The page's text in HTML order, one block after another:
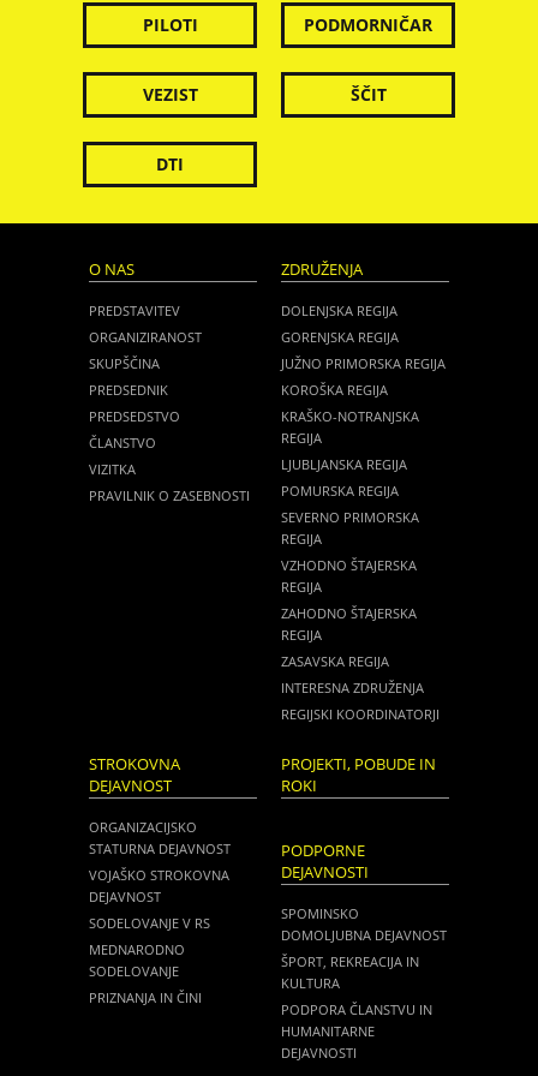
PILOTI PODMORNIČAR
VEZIST ŠČIT
DTI
O NAS
PREDSTAVITEV
ORGANIZIRANOST
SKUPŠČINA
PREDSEDNIK
PREDSEDSTVO
ČLANSTVO
VIZITKA
PRAVILNIK O ZASEBNOSTI
ZDRUŽENJA
DOLENJSKA REGIJA
GORENJSKA REGIJA
JUŽNO PRIMORSKA REGIJA
KOROŠKA REGIJA
KRAŠKO-NOTRANJSKA
REGIJA
LJUBLJANSKA REGIJA
POMURSKA REGIJA
SEVERNO PRIMORSKA
REGIJA
VZHODNO ŠTAJERSKA
REGIJA
ZAHODNO ŠTAJERSKA
REGIJA
ZASAVSKA REGIJA
INTERESNA ZDRUŽENJA
REGIJSKI KOORDINATORJI
STROKOVNA
DEJAVNOST
ORGANIZACIJSKO
STATURNA DEJAVNOST
VOJAŠKO STROKOVNA
DEJAVNOST
SODELOVANJE V RS
MEDNARODNO
SODELOVANJE
PRIZNANJA IN ČINI
PROJEKTI, POBUDE IN
ROKI
PODPORNE
DEJAVNOSTI
SPOMINSKO
DOMOLJUBNA DEJAVNOST
ŠPORT, REKREACIJA IN
KULTURA
PODPORA ČLANSTVU IN
HUMANITARNE
DEJAVNOSTI